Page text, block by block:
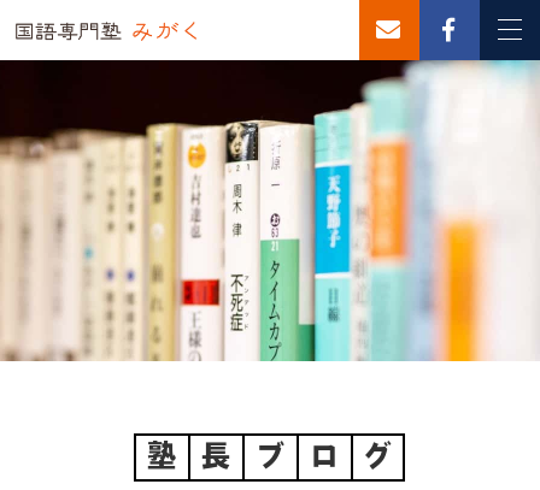
塾 長 ブ ロ グ